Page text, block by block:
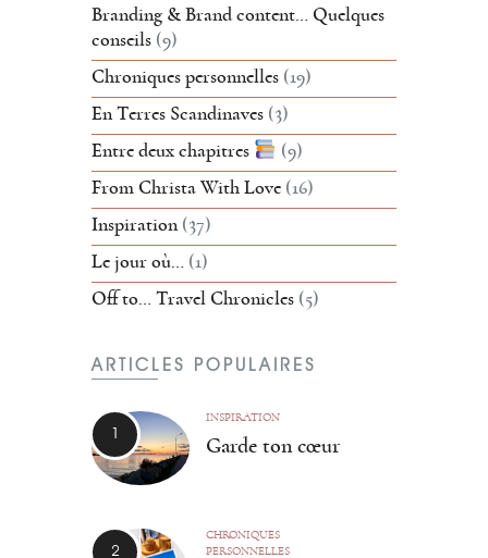
Branding & Brand content… Quelques
conseils (9)
Chroniques personnelles (19)
En Terres Scandinaves (3)
Entre deux chapitres
(9)
From Christa With Love (16)
Inspiration(37)
Le jour où… (1)
Off to… Travel Chronicles (5)
ARTICLES POPULAIRES
INSPIRATION
Garde ton cœur
CHRONIQUES
PERSONNELLES